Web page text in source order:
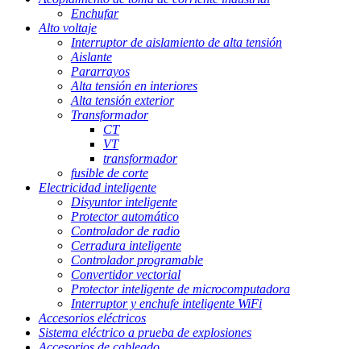
Enchufar
Alto voltaje
Interruptor de aislamiento de alta tensión
Aislante
Pararrayos
Alta tensión en interiores
Alta tensión exterior
Transformador
CT
VT
transformador
fusible de corte
Electricidad inteligente
Disyuntor inteligente
Protector automático
Controlador de radio
Cerradura inteligente
Controlador programable
Convertidor vectorial
Protector inteligente de microcomputadora
Interruptor y enchufe inteligente WiFi
Accesorios eléctricos
Sistema eléctrico a prueba de explosiones